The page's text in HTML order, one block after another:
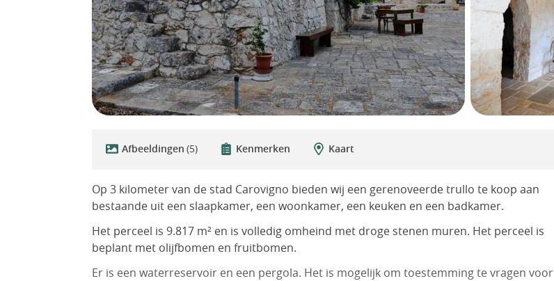
Afbeeldingen (5) Kenmerken Kaart
Op 3 kilometer van de stad Carovigno bieden wij een gerenoveerde trullo te koop aan
bestaande uit een slaapkamer, een woonkamer, een keuken en een badkamer.
Het perceel is 9.817 m² en is volledig omheind met droge stenen muren. Het perceel is
beplant met olijfbomen en fruitbomen.
Er is een waterreservoir en een pergola. Het is mogelijk om toestemming te vragen voor